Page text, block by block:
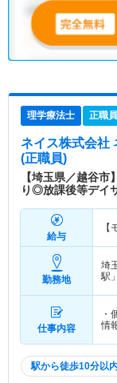
理学療法士 正職員
ネイス株式会社
(正職員)
【埼玉県／越谷
り◎放課後等デイ
給与
【
勤務地
埼
駅
仕事内容
・
情
駅から徒歩10分以